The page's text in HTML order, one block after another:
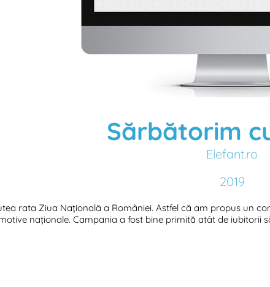
Sărbătorim
Elefant.ro
2019
rata Ziua Națională a României. Astfel că am propus un
naționale. Campania a fost bine primită atât de iubitorii